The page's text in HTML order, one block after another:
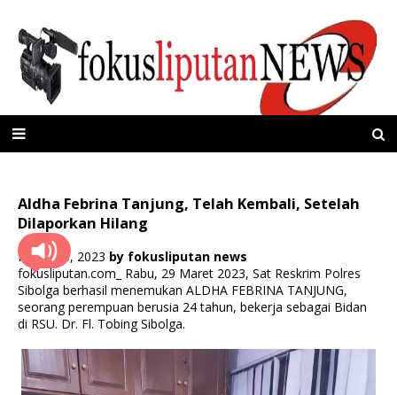
Aldha Febrina Tanjung, Telah Kembali, Setelah
Dilaporkan Hilang
Maret 30, 2023 by fokusliputan news
fokusliputan.com_ Rabu, 29 Maret 2023, Sat Reskrim Polres
Sibolga berhasil menemukan ALDHA FEBRINA TANJUNG,
seorang perempuan berusia 24 tahun, bekerja sebagai Bidan
di RSU. Dr. Fl. Tobing Sibolga.